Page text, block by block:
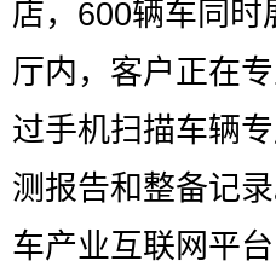
店，600辆车同时
厅内，客户正在
过手机扫描车辆
测报告和整备记
车产业互联网平